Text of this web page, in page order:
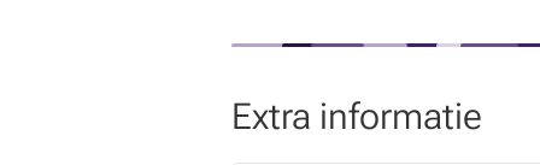
Extra informatie